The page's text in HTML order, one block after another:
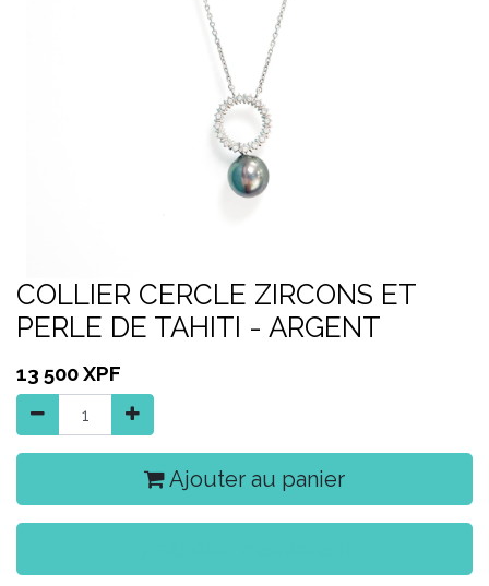
COLLIER CERCLE ZIRCONS ET
PERLE DE TAHITI - ARGENT
13 500XPF
Ajouter au panier